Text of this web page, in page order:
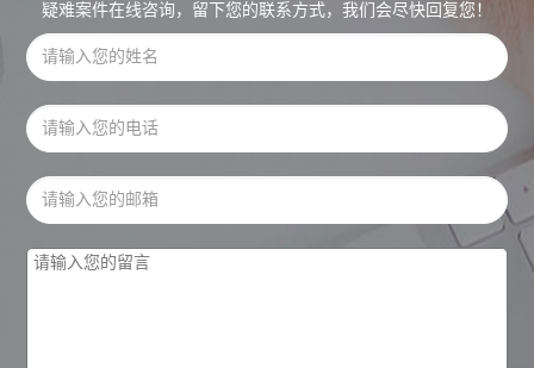
疑难案件在线咨询，留下您的联系方式，我们会尽快回复您！